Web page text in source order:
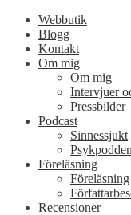
Webbutik
Blogg
Kontakt
Om mig
Om mig
Intervjuer
Pressbilder
Podcast
Sinnessjukt
Psykpodden
Föreläsning
Föreläsning
Recensioner